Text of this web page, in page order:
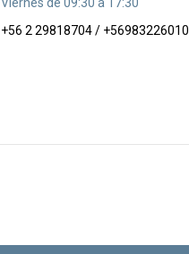
+56 2 29818704 / +56983226010